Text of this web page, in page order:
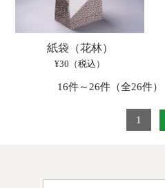
紙袋（花林）
¥30（税込）
16件～26件（全26件）
1